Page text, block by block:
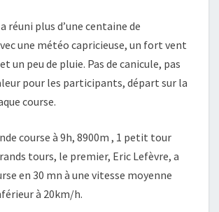
réuni plus d’une centaine de
une météo capricieuse, un fort vent
un peu de pluie. Pas de canicule, pas
pour les participants, départ sur la
course.
course à 9h, 8900m , 1 petit tour
tours, le premier, Eric Lefèvre, a
en 30 mn à une vitesse moyenne
à 20km/h.